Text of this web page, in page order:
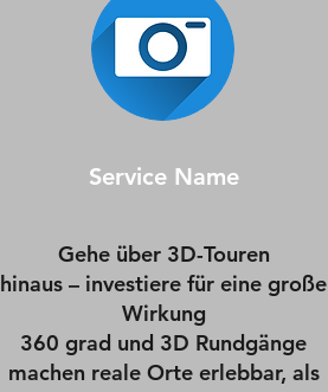
Service Name
Gehe über 3D-Touren
hinaus – investiere für eine große
Wirkung
360 grad und 3D Rundgänge
machen reale Orte erlebbar, als